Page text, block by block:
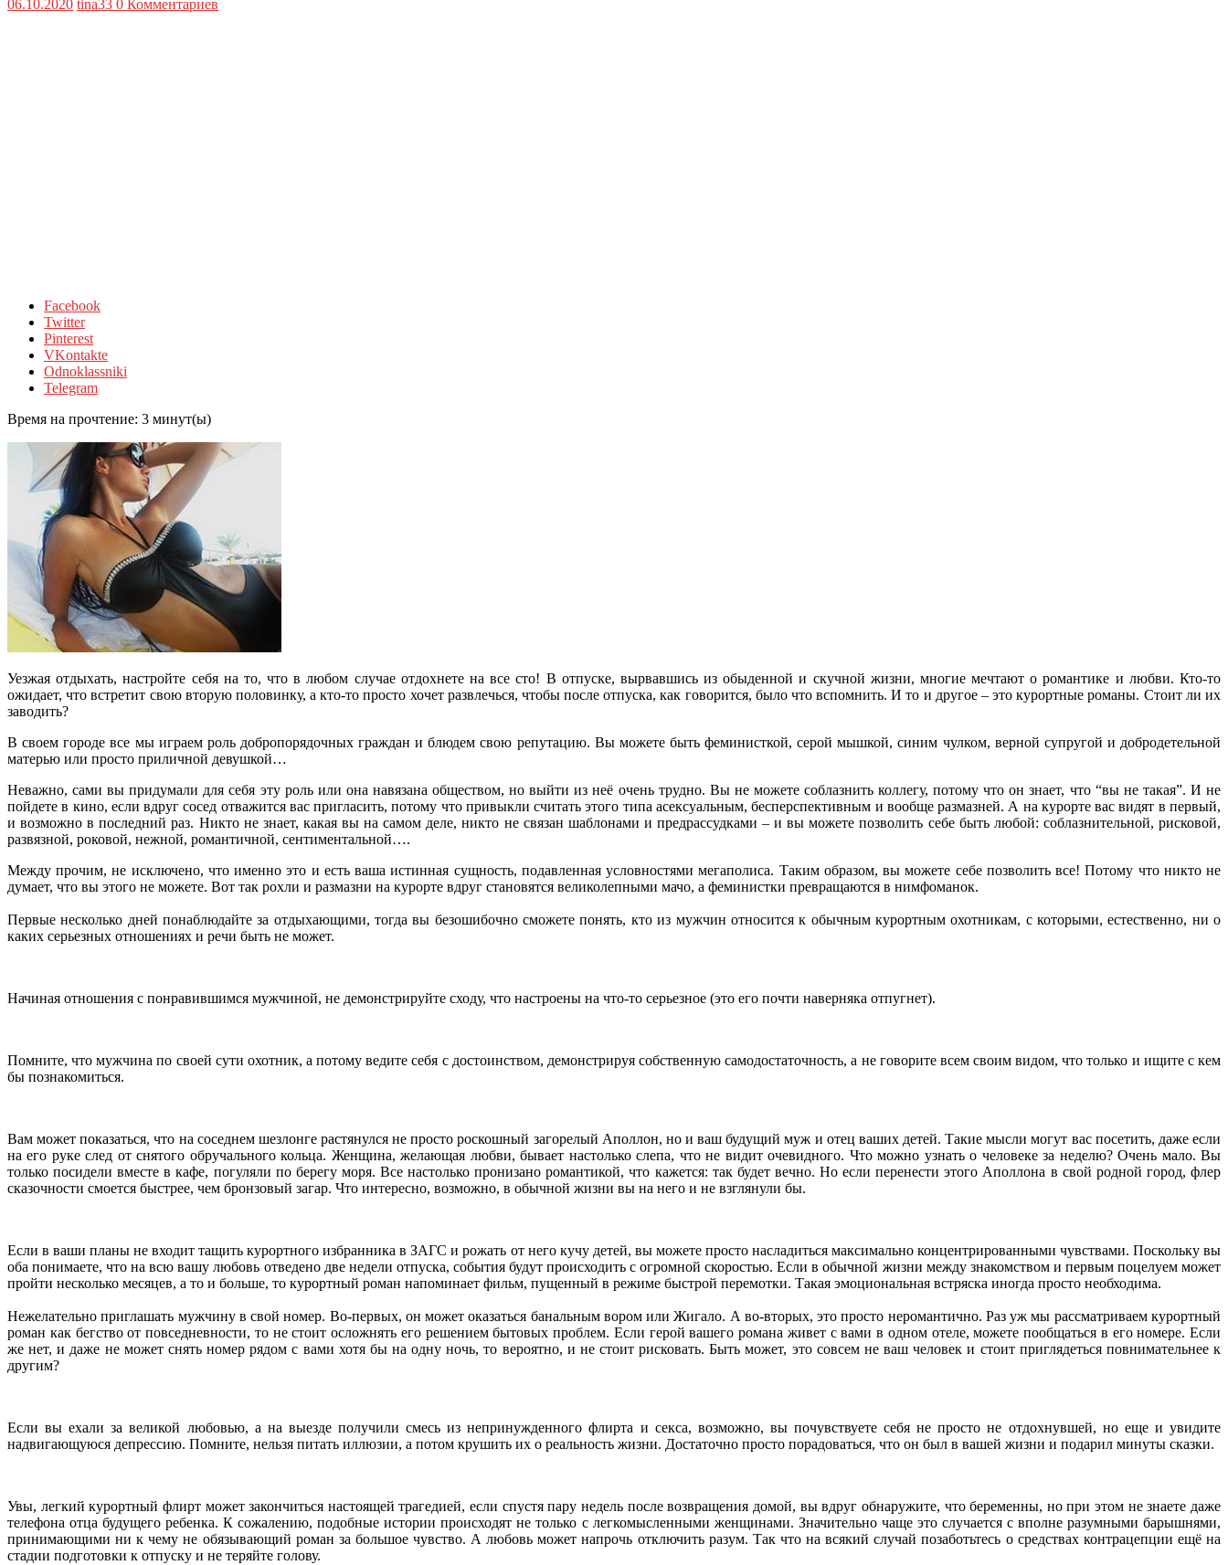
06.10.2020 tina33 0 Комментариев
Facebook
Twitter
Pinterest
VKontakte
Odnoklassniki
Telegram
Время на прочтение: 3 минут(ы)
Уезжая отдыхать, настройте себя на то, что в любом случае отдохнете на все сто! В отпуске, вырвавшись из обыденной и скучной жизни, многие мечтают о романтике и любви. Кто-то
ожидает, что встретит свою вторую половинку, а кто-то просто хочет развлечься, чтобы после отпуска,как говорится, было что вспомнить. И то и другое – это курортные романы. Стоит ли их
заводить?
В своем городе все мы играем роль добропорядочных граждан и блюдем свою репутацию. Вы можете быть феминисткой, серой мышкой, синим чулком, верной супругой и добродетельной
матерью или просто приличной девушкой…
Неважно, сами вы придумали для себя эту роль или она навязана обществом, но выйти из неё очень трудно. Вы не можете соблазнить коллегу, потому что он знает, что “вы не такая”. И не
пойдете в кино, если вдруг сосед отважится вас пригласить, потому что привыкли считать этого типа асексуальным, бесперспективным и вообще размазней. А на курорте вас видят в первый,
и возможно в последний раз. Никто не знает, какая вы на самом деле, никто не связан шаблонами и предрассудками – и вы можете позволить себе быть любой: соблазнительной, рисковой,
развязной, роковой, нежной, романтичной, сентиментальной….
Между прочим, не исключено, что именно это и есть ваша истинная сущность, подавленная условностями мегаполиса. Таким образом, вы можете себе позволить все! Потому что никто не
думает, что вы этого не можете. Вот так рохли и размазни на курорте вдруг становятся великолепными мачо, а феминистки превращаются в нимфоманок.
Первые несколько дней понаблюдайте за отдыхающими, тогда вы безошибочно сможете понять, кто из мужчин относится к обычным курортным охотникам, с которыми, естественно, ни о
каких серьезных отношениях и речи быть не может.
Начиная отношения с понравившимся мужчиной, не демонстрируйте сходу, что настроены на что-то серьезное (это его почти наверняка отпугнет).
Помните, что мужчина по своей сути охотник, а потому ведите себя с достоинством, демонстрируя собственную самодостаточность, а не говорите всем своим видом, что только и ищите с кем
бы познакомиться.
Вам может показаться, что на соседнем шезлонге растянулся не просто роскошный загорелый Аполлон, но и ваш будущий муж и отец ваших детей. Такие мысли могут вас посетить, даже если
на его руке след от снятого обручального кольца. Женщина, желающая любви, бывает настолько слепа, что не видит очевидного. Что можно узнать о человеке за неделю? Очень мало. Вы
только посидели вместе в кафе, погуляли по берегу моря. Все настолько пронизано романтикой, что кажется: так будет вечно. Но если перенести этого Аполлона в свой родной город, флер
сказочности смоется быстрее, чем бронзовый загар. Что интересно, возможно, в обычной жизни вы на него и не взглянули бы.
Если в ваши планы не входит тащить курортного избранника в ЗАГС и рожать от него кучу детей, вы можете просто насладиться максимально концентрированными чувствами. Поскольку вы
оба понимаете, что на всю вашу любовь отведено две недели отпуска, события будут происходить с огромной скоростью. Если в обычной жизни между знакомством и первым поцелуем может
пройти несколько месяцев, а то и больше, то курортный роман напоминает фильм, пущенный в режиме быстрой перемотки. Такая эмоциональная встряска иногда просто необходима.
Нежелательно приглашать мужчину в свой номер. Во-первых, он может оказаться банальным вором или Жигало. А во-вторых, это просто неромантично. Раз уж мы рассматриваем курортный
роман как бегство от повседневности, то не стоит осложнять его решением бытовых проблем. Если герой вашего романа живет с вами в одном отеле, можете пообщаться в его номере. Если
же нет, и даже не может снять номер рядом с вами хотя бы на одну ночь, то вероятно, и не стоит рисковать. Быть может, это совсем не ваш человек и стоит приглядеться повнимательнее к
другим?
Если вы ехали за великой любовью, а на выезде получили смесь из непринужденного флирта и секса, возможно, вы почувствуете себя не просто не отдохнувшей, но еще и увидите
надвигающуюся депрессию. Помните, нельзя питать иллюзии, а потом крушить их о реальность жизни. Достаточно просто порадоваться, что он был в вашей жизни и подарил минуты сказки.
Увы, легкий курортный флирт может закончиться настоящей трагедией, если спустя пару недель после возвращения домой, вы вдруг обнаружите, что беременны, но при этом не знаете даже
телефона отца будущего ребенка. К сожалению, подобные истории происходят не только с легкомысленными женщинами. Значительно чаще это случается с вполне разумными барышнями,
принимающими ни к чему не обязывающий роман за большое чувство. А любовь может напрочь отключить разум. Так что на всякий случай позаботьтесь о средствах контрацепции ещё на
стадии подготовки к отпуску и не теряйте голову.